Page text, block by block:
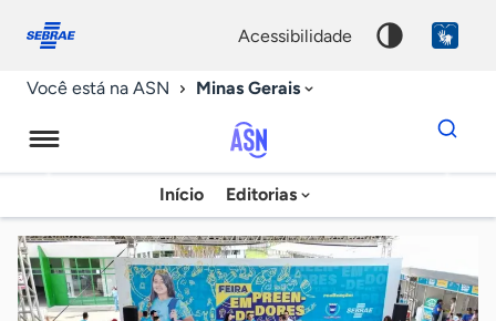
conosco
acessibilidade
Você está na ASN Minas Gerais
Agência
Sebrae
de
Notícias
Início Editorias
Dados
para
chave